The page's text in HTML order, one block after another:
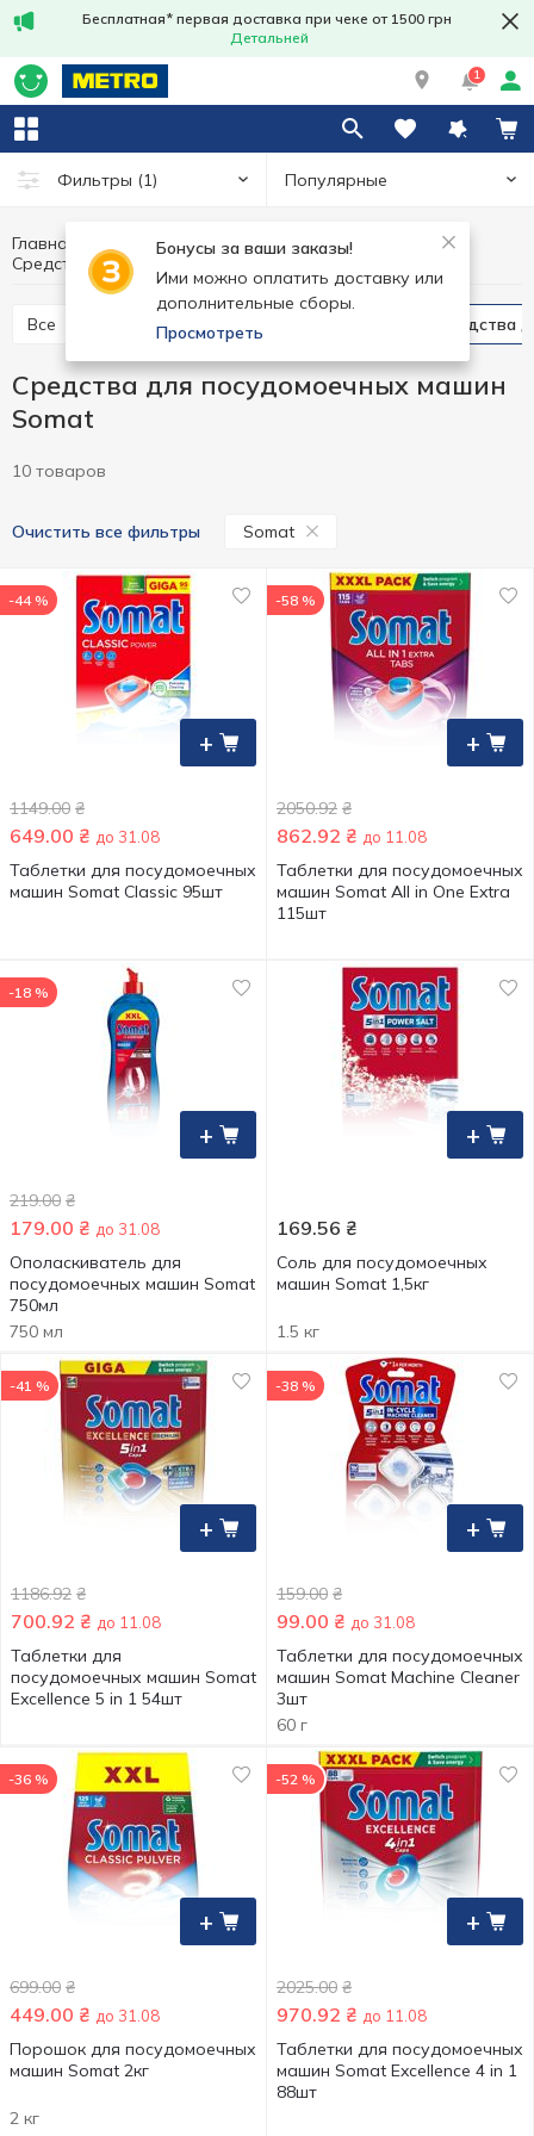
Бесплатная* первая доставка при чеке от 1500 грн
Детальней
1
Фильтры (1) Популярные
Бонусы за ваши заказы!
Ими можно оплатить доставку или
дополнительные сборы.
Просмотреть
Главная Бытовая химия
Средства для посудомоечных машин
Все Жидкие средства для мытья посуды
Средства для посудомоечных машин
Somat
10 товаров
Очистить все фильтры Somat
+
-44 %
1149.00 ₴
649.00 ₴ до 31.08
Таблетки для посудомоечных
машин Somat Classic 95шт
+
-58 %
2050.92 ₴
862.92 ₴ до 11.08
Таблетки для посудомоечных
машин Somat All in One Extra
115шт
+
-18 %
219.00 ₴
179.00 ₴ до 31.08
Ополаскиватель для
посудомоечных машин Somat
750мл
750 мл
+
169.56 ₴
Соль для посудомоечных
машин Somat 1,5кг
1.5 кг
+
-41 %
1186.92 ₴
700.92 ₴ до 11.08
Таблетки для
посудомоечных машин Somat
Excellence 5 in 1 54шт
+
-38 %
159.00 ₴
99.00 ₴ до 31.08
Таблетки для посудомоечных
машин Somat Machine Cleaner
3шт
60 г
+
-36 %
699.00 ₴
449.00 ₴ до 31.08
Порошок для посудомоечных
машин Somat 2кг
2 кг
+
-52 %
2025.00 ₴
970.92 ₴ до 11.08
Таблетки для посудомоечных
машин Somat Excellence 4 in 1
88шт